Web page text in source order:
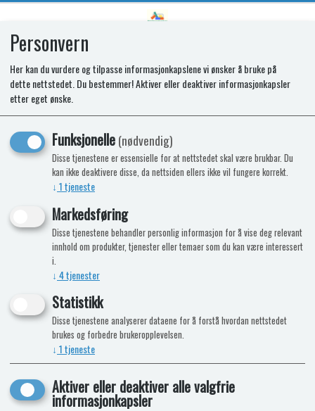
SPARES KIT - HINGE. DOOR. HIGH
CAPACITY
Personvern
Her kan du vurdere og tilpasse informasjonkapslene vi ønsker å bruke på
dette nettstedet. Du bestemmer! Aktiver eller deaktiver informasjonkapsler
etter eget ønske.
Funksjonelle(nødvendig)
Disse tjenestene er essensielle for at nettstedet skal være brukbar. Du
kan ikke deaktivere disse, da nettsiden ellers ikke vil fungere korrekt.
↓ 1tjeneste
Markedsføring
Disse tjenestene behandler personlig informasjon for å vise deg relevant
innhold om produkter, tjenester eller temaer som du kan være interessert
i.
↓ 4tjenester
Statistikk
Disse tjenestene analyserer dataene for å forstå hvordan nettstedet
brukes og forbedre brukeropplevelsen.
↓ 1tjeneste
Aktiver eller deaktiver alle valgfrie
informasjonkapsler